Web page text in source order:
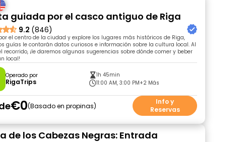
guiada por el casco antiguo de Riga
9.2 (846)
el centro de la ciudad y explore los lugares más históricos de Riga,
guías le contarán datos curiosos e información sobre la cultura local. Al
recorrido, ¡le daremos algunas sugerencias sobre dónde comer y beber
local!
Operado por
RigaTrips
1h 45min
11:00 AM, 3:00 PM+2 Más
€0 Basado en propinas
Info y
Reservas
de los Cabezas Negras: Entrada